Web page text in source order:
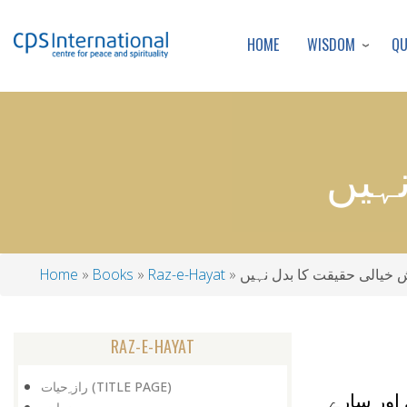
HOME WISDOM
Home Books Raz-e-Hayat حقیقت کا بدل نہیں
RAZ-E-HAYAT
راز ِحیات (TITLE PAGE)
اور سارے